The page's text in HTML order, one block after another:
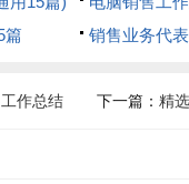
篇
销售业务代
作总结 下一篇： 精